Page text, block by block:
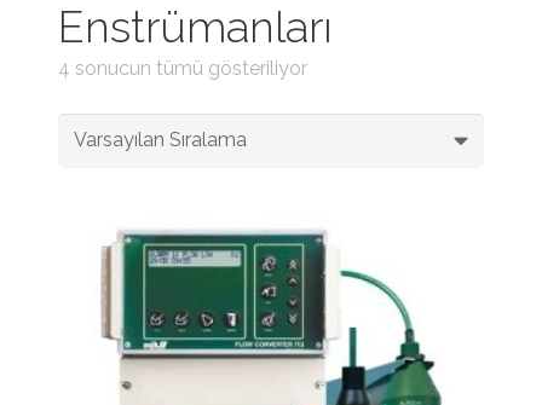
Enstrümanları
4 sonucun tümü gösteriliyor